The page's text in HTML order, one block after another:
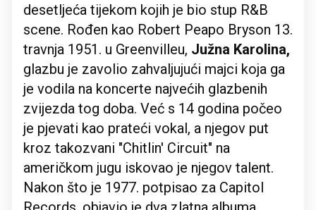
desetljeća tijekom kojih je bio stup R&B
scene. Rođen kao Robert Peapo Bryson 13.
travnja 1951. u Greenvilleu, Južna Karolina,
glazbu je zavolio zahvaljujući majci koja ga
je vodila na koncerte najvećih glazbenih
zvijezda tog doba. Već s 14 godina počeo
je pjevati kao prateći vokal, a njegov put
kroz takozvani "Chitlin' Circuit" na
američkom jugu iskovao je njegov talent.
Nakon što je 1977. potpisao za Capitol